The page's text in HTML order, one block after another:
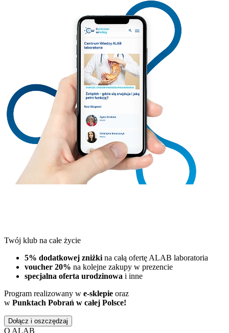
Twój klub na całe życie
5% dodatkowej zniżki na całą ofertę ALAB laboratoria
voucher 20% na kolejne zakupy w prezencie
specjalna oferta urodzinowa i inne
Program realizowany w e-sklepie oraz
w Punktach Pobrań w całej Polsce!
Dołącz i oszczędzaj
O ALAB